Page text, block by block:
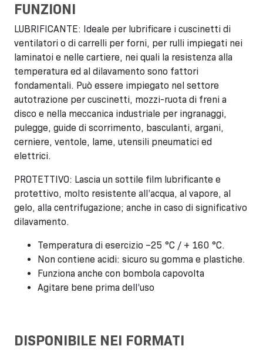
FUNZIONI
LUBRIFICANTE: Ideale per lubrificare i cuscinetti di
ventilatori o di carrelli per forni, per rulli impiegati nei
laminatoi e nelle cartiere, nei quali la resistenza alla
temperatura ed al dilavamento sono fattori
fondamentali. Può essere impiegato nel settore
autotrazione per cuscinetti, mozzi-ruota di freni a
disco e nella meccanica industriale per ingranaggi,
pulegge, guide di scorrimento, basculanti, argani,
cerniere, ventole, lame, utensili pneumatici ed
elettrici.
PROTETTIVO: Lascia un sottile film lubrificante e
protettivo, molto resistente all’acqua, al vapore, al
gelo, alla centrifugazione; anche in caso di significativo
dilavamento.
Temperatura di esercizio –25 °C / + 160 °C.
Non contiene acidi: sicuro su gomma e plastiche.
Funziona anche con bombola capovolta
Agitare bene prima dell’uso
DISPONIBILE NEI FORMATI